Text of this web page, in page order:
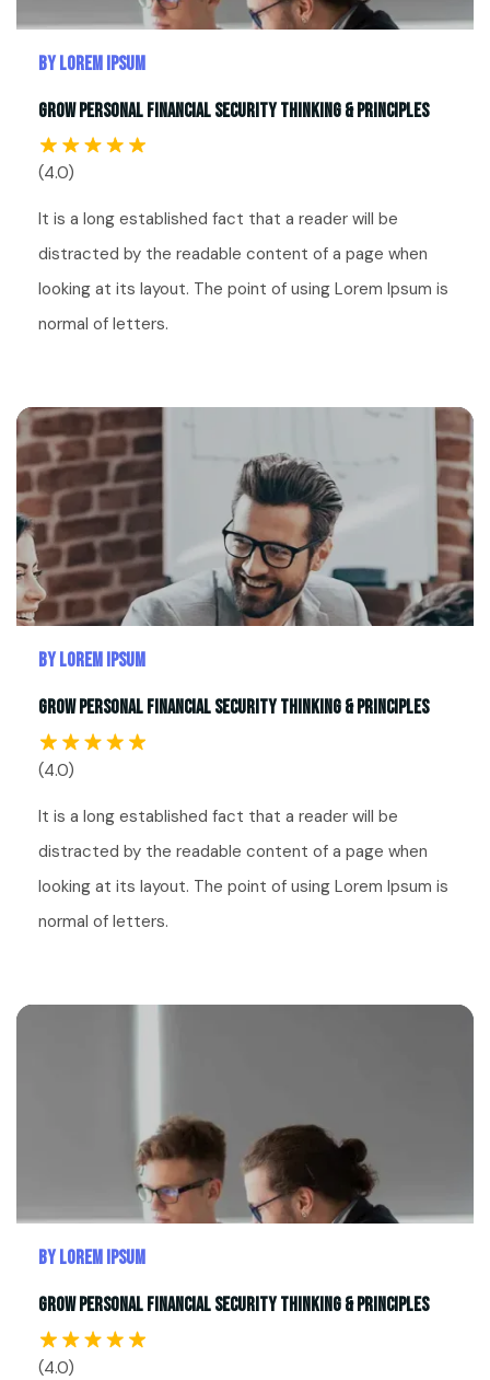
By Lorem Ipsum
Grow Personal Financial Security Thinking & Principles
(4.0)
It is a long established fact that a reader will be
distracted by the readable content of a page when
looking at its layout. The point of using Lorem Ipsum is
normal of letters.
By Lorem Ipsum
Grow Personal Financial Security Thinking & Principles
(4.0)
It is a long established fact that a reader will be
distracted by the readable content of a page when
looking at its layout. The point of using Lorem Ipsum is
normal of letters.
By Lorem Ipsum
Grow Personal Financial Security Thinking & Principles
(4.0)